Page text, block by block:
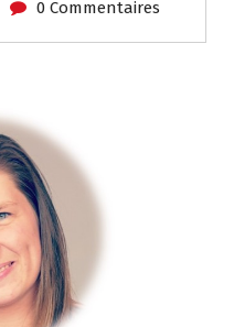
0 Commentaires